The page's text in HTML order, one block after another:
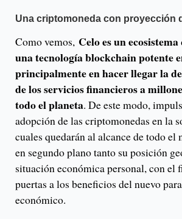
Una criptomoneda con proyección
Como vemos, Celo es un
una tecnología blockchain potente
principalmente en hacer llegar la
de los servicios financieros a
todo el planeta. De este modo,
adopción de las criptomonedas en la
cuales quedarán al alcance de todo el
en segundo plano tanto su posición
situación económica personal, con el
puertas a los beneficios del nuevo
económico.